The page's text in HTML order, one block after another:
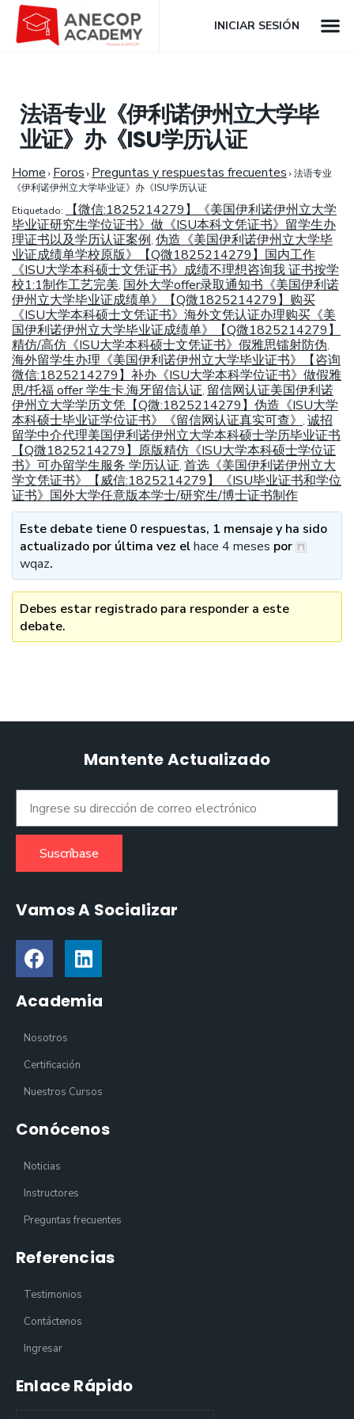
INICIAR SESIÓN
法语专业《伊利诺伊州立大学毕
业证》办《ISU学历认证
Home › Foros › Preguntas y respuestas frecuentes › 法语专业
《伊利诺伊州立大学毕业证》办《ISU学历认证
Etiquetado:
【微信:1825214279】《美国伊利诺伊州立大学
毕业证研究生学位证书》做《ISU本科文凭证书》留学生办
理证书以及学历认证案例, 伪造《美国伊利诺伊州立大学毕
业证成绩单学校原版》【Q微1825214279】国内工作
《ISU大学本科硕士文凭证书》成绩不理想咨询我 证书按学
校1:1制作工艺完美, 国外大学offer录取通知书《美国伊利诺
伊州立大学毕业证成绩单》【Q微1825214279】购买
《ISU大学本科硕士文凭证书》海外文凭认证办理购买《美
国伊利诺伊州立大学毕业证成绩单》【Q微1825214279】
精仿/高仿《ISU大学本科硕士文凭证书》假雅思镭射防伪,
海外留学生办理《美国伊利诺伊州立大学毕业证书》【咨询
微信:1825214279】补办《ISU大学本科学位证书》做假雅
思/托福 offer 学生卡.海牙留信认证, 留信网认证美国伊利诺
伊州立大学学历文凭【Q微:1825214279】伪造《ISU大学
本科硕士毕业证学位证书》《留信网认证真实可查》
, 诚招
留学中介代理美国伊利诺伊州立大学本科硕士学历毕业证书
【Q微1825214279】原版精仿《ISU大学本科硕士学位证
书》可办留学生服务 学历认证, 首选《美国伊利诺伊州立大
学文凭证书》【威信:1825214279】《ISU毕业证书和学位
证书》国外大学任意版本学士/研究生/博士证书制作
Este debate tiene 0 respuestas, 1 mensaje y ha sido
actualizado por última vez elhace 4 meses por
wqaz.
Debes estar registrado para responder a este
debate.
Mantente Actualizado
Suscríbase
Vamos A Socializar
Academia
Nosotros
Certificación
Nuestros Cursos
Conócenos
Noticias
Instructores
Preguntas frecuentes
Referencias
Testimonios
Contáctenos
Ingresar
Enlace Rápido